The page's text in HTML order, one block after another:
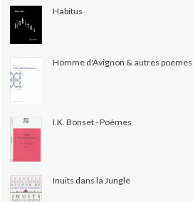
Habitus
Homme d'Avignon & autres poèmes
I.K. Bonset - Poèmes
Inuits dans la Jungle